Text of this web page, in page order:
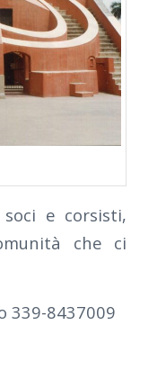
soci e corsisti,
che ci
339-8437009